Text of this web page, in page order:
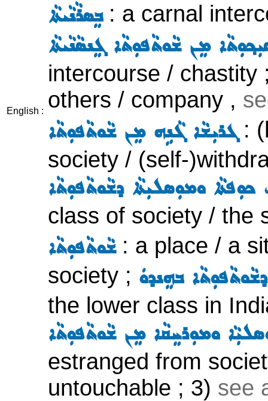
English :
ܒܸܣܪܵܢܵܝܬܵܐ: a carnal
ܡܸܢ ܫܵܘܬܵܦܘܼܬܵܐ ܓܸܢܣܵܢܵܝܬܵܐ
intercourse /
others / company ,
ܓܪܝܼܫܵܐ ܓܵܢܹܗ ܡܸܢ ܫܵܘܬܵܦܘܼܬܵܐ:
society / (self-
ܘܡܘܼܣܠܝܼܬܵܐ ܕܫܵܘܬܵܦܘܼܬܵܐ
class of society / the
ܫܵܘܬܵܦܘܼܬܵܐ: a place / a
society ; ܒܗܸܢܕܘܿ
the lower class in
ܘܡܘܼܪܚܸܩܵܐ ܡܸܢ ܫܵܘܬܵܦܘܼܬܵܐ
estranged from
untouchable ; 3) see